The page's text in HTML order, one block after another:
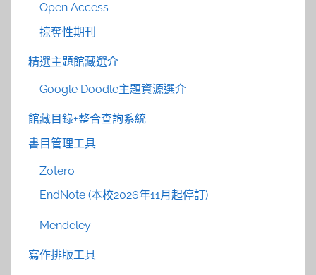
Open Access
掠奪性期刊
精選主題館藏選介
Google Doodle主題資源選介
館藏目錄+整合查詢系統
書目管理工具
Zotero
EndNote (本校2026年11月起停訂)
Mendeley
寫作排版工具